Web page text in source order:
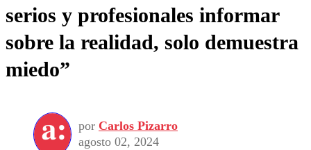
serios y profesionales informar
sobre la realidad, solo demuestra
miedo”
por Carlos Pizarro
agosto 02, 2024